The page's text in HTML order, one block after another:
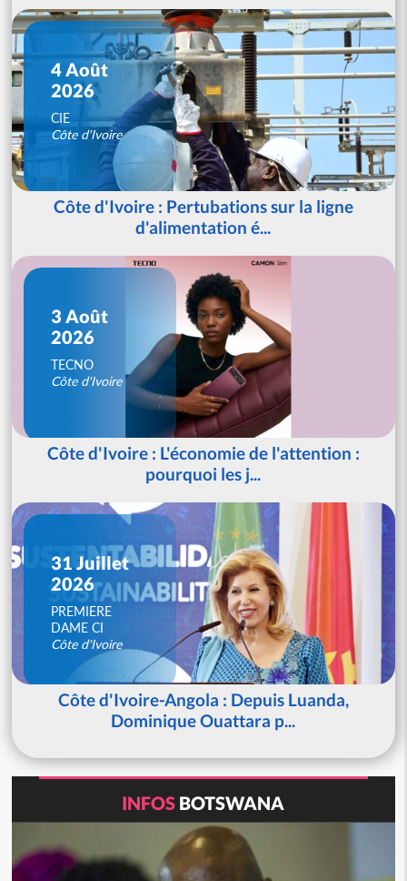
4 Août
2026
CIE
Côte d'Ivoire
Côte d'Ivoire : Pertubations sur la ligne
d'alimentation é...
3 Août
2026
TECNO
Côte d'Ivoire
Côte d'Ivoire : L'économie de l'attention :
pourquoi les j...
31 Juillet
2026
PREMIERE
DAME CI
Côte d'Ivoire
Côte d'Ivoire-Angola : Depuis Luanda,
Dominique Ouattara p...
INFOS BOTSWANA